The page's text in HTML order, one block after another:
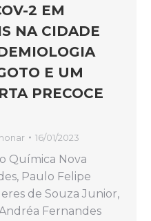
2 EM
NA CIDADE
E UM
PRECOCE
16/01/2023
Química Nova
Paulo Felipe
de Souza Junior,
Fernandes